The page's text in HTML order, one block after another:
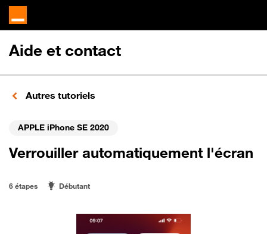
Aide et contact
Autres tutoriels
APPLE iPhone SE 2020
Verrouiller automatiquement l'écran
6 étapes Débutant